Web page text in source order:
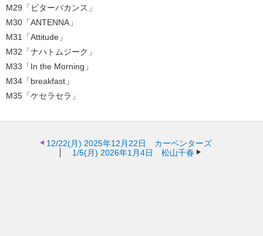
M29「ビターバカンス」
M30「ANTENNA」
M31「Attitude」
M32「ナハトムジーク」
M33「In the Morning」
M34「breakfast」
M35「ケセラセラ」
12/22(月) 2025年12月22日 カーペンターズ
1/5(月) 2026年1月4日 松山千春